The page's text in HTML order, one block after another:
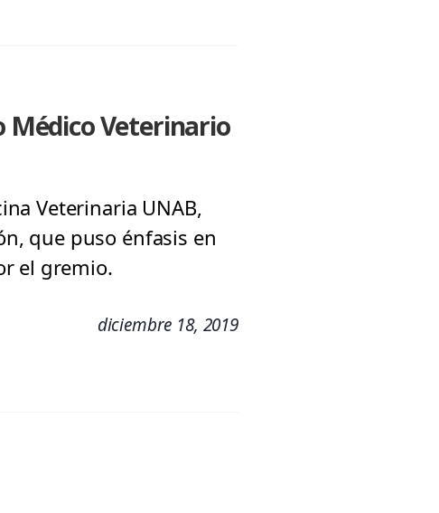
Médico Veterinario
Veterinaria UNAB,
que puso énfasis en
el gremio.
diciembre 18, 2019